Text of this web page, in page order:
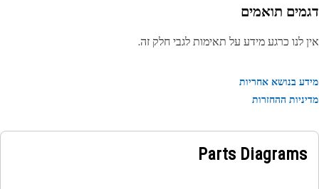
תואמים
לנו כרגע מידע על תאימות לגבי חלק זה.
בנושא אחריות
ההחזרות
Parts Diagrams